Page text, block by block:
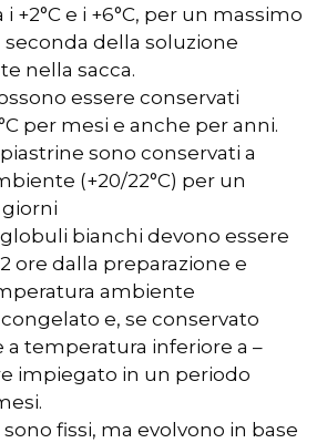
+2°C e i +6°C, per un massimo
seconda della soluzione
nella sacca.
essere conservati
per mesi e anche per anni.
sono conservati a
(+20/22°C) per un
bianchi devono essere
ore dalla preparazione e
ambiente
e, se conservato
temperatura inferiore a –
impiegato in un periodo
fissi, ma evolvono in base